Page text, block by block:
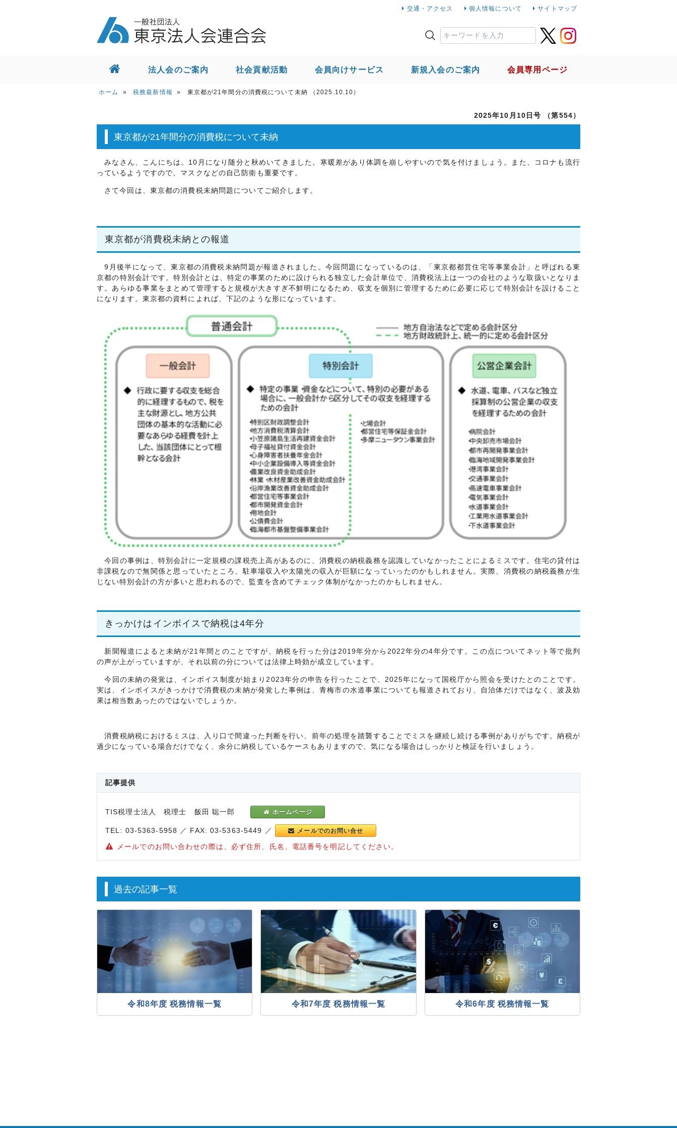
法人会のご案内
協力会社の皆様へ
個人情報について
交通・アクセス 個人情報について サイトマップ
法人会のご案内 社会貢献活動 会員向けサービス 新規入会のご案内 会員専用ページ
ホーム »税務最新情報 » 東京都が21年間分の消費税について未納 （2025.10.10）
2025年10月10日号 （第554）
東京都が21年間分の消費税について未納
みなさん、こんにちは。10月になり随分と秋めいてきました。寒暖差があり体調を崩しやすいので気を付けましょう。また、コロナも流行
っているようですので、マスクなどの自己防衛も重要です。
さて今回は、東京都の消費税未納問題についてご紹介します。
東京都が消費税未納との報道
9月後半になって、東京都の消費税未納問題が報道されました。今回問題になっているのは、「東京都都営住宅等事業会計」と呼ばれる東
京都の特別会計です。特別会計とは、特定の事業のために設けられる独立した会計単位で、消費税法上は一つの会社のような取扱いとなりま
す。あらゆる事業をまとめて管理すると規模が大きすぎ不鮮明になるため、収支を個別に管理するために必要に応じて特別会計を設けること
になります。東京都の資料によれば、下記のような形になっています。
今回の事例は、特別会計に一定規模の課税売上高があるのに、消費税の納税義務を認識していなかったことによるミスです。住宅の貸付は
非課税なので無関係と思っていたところ、駐車場収入や太陽光の収入が巨額になっていったのかもしれません。実際、消費税の納税義務が生
じない特別会計の方が多いと思われるので、監査を含めてチェック体制がなかったのかもしれません。
きっかけはインボイスで納税は4年分
新聞報道によると未納が21年間とのことですが、納税を行った分は2019年分から2022年分の4年分です。この点についてネット等で批判
の声が上がっていますが、それ以前の分については法律上時効が成立しています。
今回の未納の発覚は、インボイス制度が始まり2023年分の申告を行ったことで、2025年になって国税庁から照会を受けたとのことです。
実は、インボイスがきっかけで消費税の未納が発覚した事例は、青梅市の水道事業についても報道されており、自治体だけではなく、波及効
果は相当数あったのではないでしょうか。
消費税納税におけるミスは、入り口で間違った判断を行い、前年の処理を踏襲することでミスを継続し続ける事例がありがちです。納税が
過少になっている場合だけでなく、余分に納税しているケースもありますので、気になる場合はしっかりと検証を行いましょう。
記事提供
TIS税理士法人 税理士 飯田 聡一郎 ホームページ
TEL: 03-5363-5958 ／ FAX: 03-5363-5449 ／ メールでのお問い合せ
メールでのお問い合わせの際は、必ず住所、氏名、電話番号を明記してください。
過去の記事一覧
令和8年度 税務情報一覧 令和7年度 税務情報一覧 令和6年度 税務情報一覧